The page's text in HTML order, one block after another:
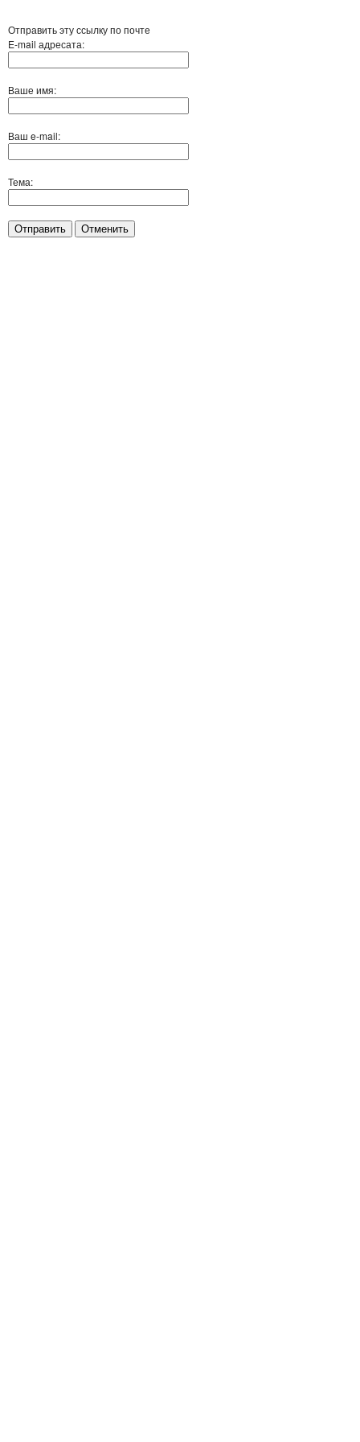
Отправить эту ссылку по почте
E-mail адресата:
Ваше имя:
Ваш e-mail:
Тема:
Отправить Отменить